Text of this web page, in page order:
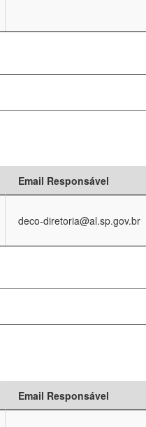
Email Responsável
deco-diretoria@al.sp.gov.br
Email Responsável